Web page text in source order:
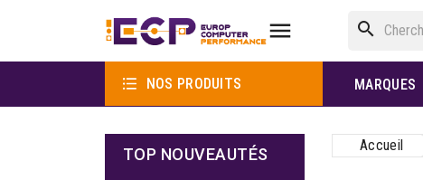
 search
 NOS PRODUITS MARQUES
TOP NOUVEAUTÉS Accueil